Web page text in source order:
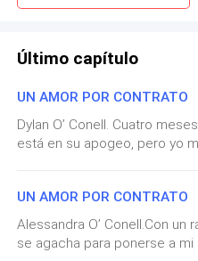
cumpliera mis sueños.
Ahora estoy aquí, mirando
actriz, mi pasión es mi
toca hacer mi mejor
acompaña con unos
—Ya voy —respondo—. Ya
Último capítulo
UN AMOR POR
Dylan O’ Conell. Cuatro
está en su apogeo, pero yo
hermano y su nueva
barriga ya es visible y más,
hace lucir más hermosa de
en tonos rubios y castaños,
Alessandra O’ Conell.Con un
se agacha para ponerse a